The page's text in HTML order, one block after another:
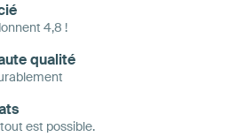
4,8 !
qualité
est possible.